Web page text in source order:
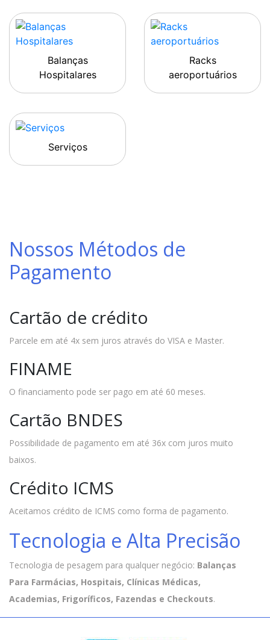
Balanças
Hospitalares
Racks
aeroportuários
Serviços
Nossos Métodos de
Pagamento
Cartão de crédito
Parcele em até 4x sem juros através do VISA e Master.
FINAME
O financiamento pode ser pago em até 60 meses.
Cartão BNDES
Possibilidade de pagamento em até 36x com juros muito
baixos.
Crédito ICMS
Aceitamos crédito de ICMS como forma de pagamento.
Tecnologia e Alta Precisão
Tecnologia de pesagem para qualquer negócio: Balanças
Para Farmácias, Hospitais, Clínicas Médicas,
Academias, Frigoríficos, Fazendas e Checkouts.